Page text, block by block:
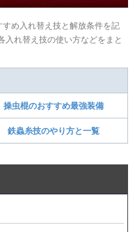
め入れ替え技と解放条件を記
入れ替え技の使い方などをまと
操虫棍のおすすめ最強装備
鉄蟲糸技のやり方と一覧